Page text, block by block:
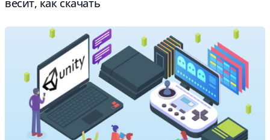
весит, как скачать